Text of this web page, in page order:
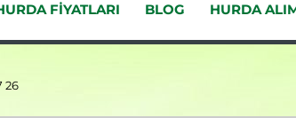
FIYATLARI BLOG HURDA
26